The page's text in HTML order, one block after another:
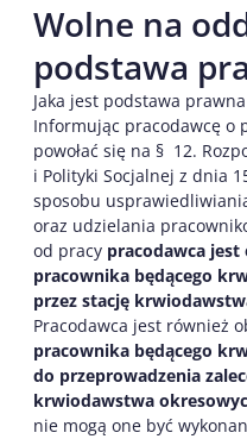
Wolne na
podstawa
Jaka jest podstawa
Informując pracodawcę o
powołać się na § 12.
i Polityki Socjalnej z dnia
sposobu
oraz udzielania
od pracy pracodawca
pracownika będącego
przez stację
Pracodawca jest również
pracownika będącego
do przeprowadzenia
krwiodawstwa
nie mogą one być